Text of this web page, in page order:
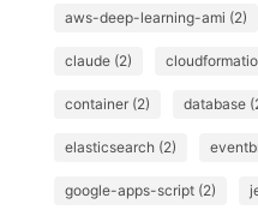
aws-deep-learning-ami (2)
claude (2)
container (2) database
elasticsearch (2)
google-apps-script (2)